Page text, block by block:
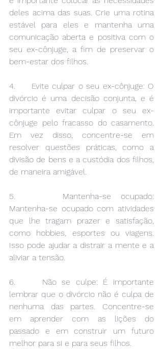
deles acima das suas. Crie uma rotina
estável para eles e mantenha uma
comunicação aberta e positiva com o
seu ex-cônjuge, a fim de preservar o
bem-estar dos filhos.
4.     Evite culpar o seu ex-cônjuge: O
divórcio é uma decisão conjunta, e é
importante evitar culpar o seu ex-
cônjuge pelo fracasso do casamento.
Em vez disso, concentre-se em
resolver questões práticas, como a
divisão de bens e a custódia dos filhos,
de maneira amigável.
5.     Mantenha-se ocupado:
Mantenha-se ocupado com atividades
que lhe tragam prazer e satisfação,
como hobbies, esportes ou viagens.
Isso pode ajudar a distrair a mente e a
aliviar a tensão.
6.     Não se culpe: É importante
lembrar que o divórcio não é culpa de
nenhuma das partes. Concentre-se
em aprender com as lições do
passado e em construir um futuro
melhor para si e para seus filhos.